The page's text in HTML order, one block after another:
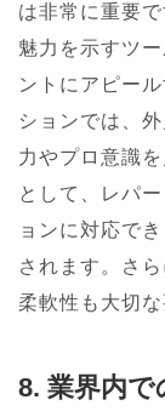
は非常に重要
魅力を示すツ
ントにアピー
ションでは、
力やプロ意識
として、レパ
ョンに対応で
されます。さ
柔軟性も大切な
8. 業界内